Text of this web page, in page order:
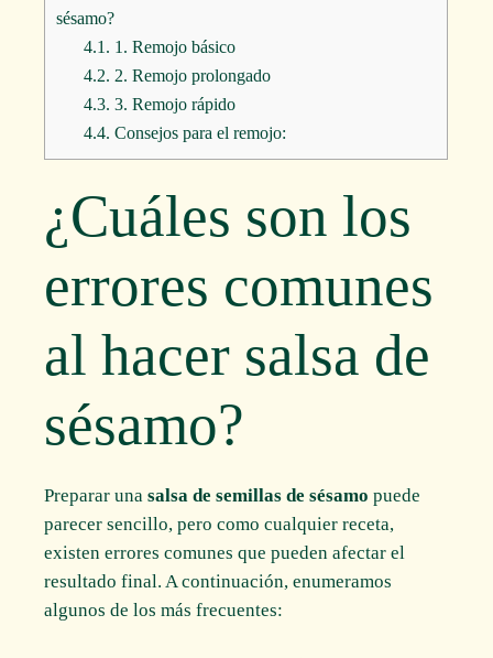
sésamo?
4.1. 1. Remojo básico
4.2. 2. Remojo prolongado
4.3. 3. Remojo rápido
4.4. Consejos para el remojo:
¿Cuáles son los
errores comunes
al hacer salsa de
sésamo?
Preparar unasalsa de semillas de sésamo puede
parecer sencillo, pero como cualquier receta,
existen errores comunes que pueden afectar el
resultado final. A continuación, enumeramos
algunos de los más frecuentes: